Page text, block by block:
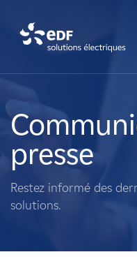
A propos de nous
Ce que nous faisons
Propriétaires fonciers
presse
Restez informé des
solutions.